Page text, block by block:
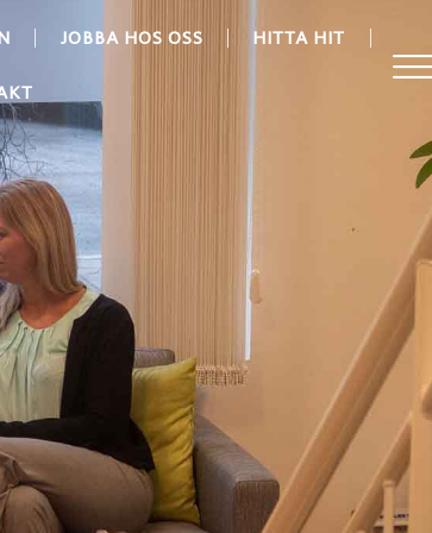
JOBBA HOS OSS HITTA HIT